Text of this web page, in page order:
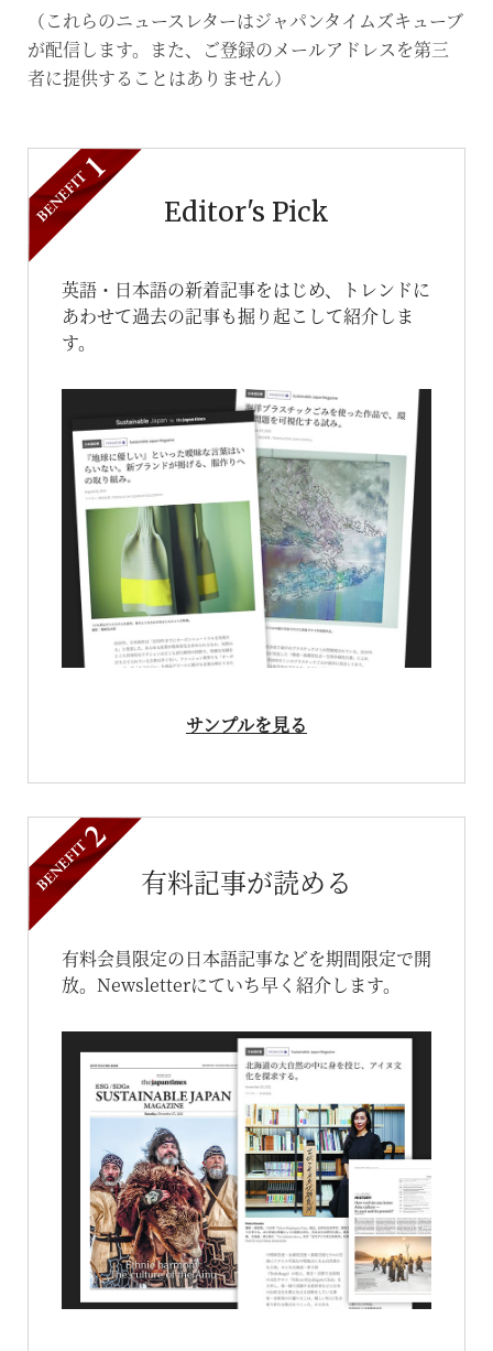
（これらのニュースレターはジャパンタイムズキューブ
が配信します。また、ご登録のメールアドレスを第三
者に提供することはありません）
Editor's Pick
英語・日本語の新着記事をはじめ、トレンドに
あわせて過去の記事も掘り起こして紹介しま
す。
サンプルを見る
有料記事が読める
有料会員限定の日本語記事などを期間限定で開
放。Newsletterにていち早く紹介します。